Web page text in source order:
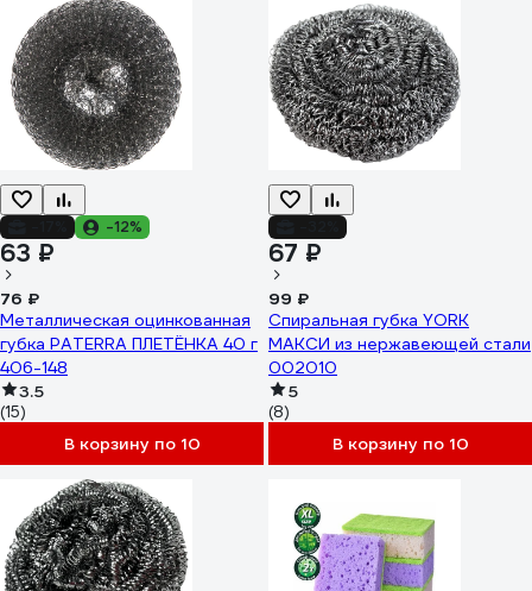
-12%
63 ₽
76 ₽
Металлическая оцинкованная
губка PATERRA ПЛЕТЁНКА 40 г
406-148
3.5
(15)
В корзину по 10
67 ₽
99 ₽
Спиральная губка YORK
МАКСИ из нержавеющей стали
002010
5
(8)
В корзину по 10